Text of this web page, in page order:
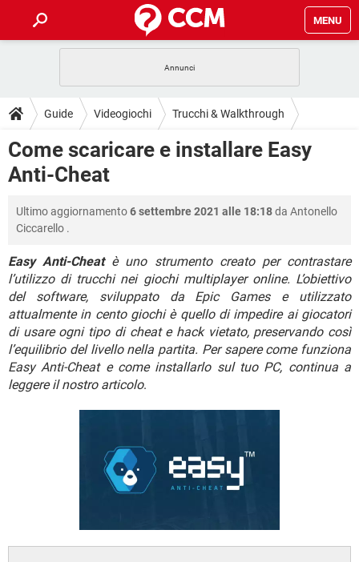
MENU
INTRATTENIMENTO ANDROID
iOS WINDOWS 10
INSTAGRAM
HARDWARE
GUIDE
COVID-19
INTRATTENIMENTO ANDROID
INSTAGRAM WHATSAPP
HARDWARE
DOWNLOAD
COVID-19
iOS
INSTAGRAM WHATSAPP
TIKTOK FACEBOOK
HARDWARE
FORUM
COVID-19 GAMING
iOS WINDOWS 10
INSTAGRAM WHATSAPP
TIKTOK FACEBOOK
HARDWARE
GLOSSARIO
COVID-19 GAMING
INTRATTENIMENTO ANDROID
iOS WINDOWS 10
INSTAGRAM WHATSAPP
TIKTOK FACEBOOK
HARDWARE
Guide Videogiochi Trucchi & Walkthrough
Come scaricare e installare Easy
Anti-Cheat
Ultimo aggiornamento6 settembre 2021 alle 18:18da Antonello
Ciccarello .
Easy Anti-Cheatè uno strumento creato per contrastare
l’utilizzo di trucchi nei giochi multiplayer online. L’obiettivo
del software, sviluppato da Epic Games e utilizzato
attualmente in cento giochi è quello di impedire ai giocatori
di usare ogni tipo di cheat e hack vietato, preservando così
l’equilibrio del livello nella partita. Per sapere come funziona
Easy Anti-Cheat e come installarlo sul tuo PC, continua a
leggere il nostro articolo.